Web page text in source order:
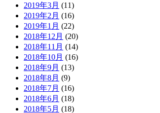
2019年3月 (11)
2019年2月 (16)
2019年1月 (22)
2018年12月 (20)
2018年11月 (14)
2018年10月 (16)
2018年9月 (13)
2018年8月 (9)
2018年7月 (16)
2018年6月 (18)
2018年5月 (18)